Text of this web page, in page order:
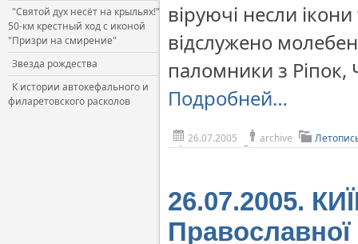
"Святой дух несёт на крыльях!"
50-км крестный ход с иконой
"Призри на смирение"
Звезда рождества
К истории автокефального и
филаретовского расколов
віруючі несли
відслужено
паломники з Ріпок,
Подробней…
26.07.2005 archive
26.07.2005.